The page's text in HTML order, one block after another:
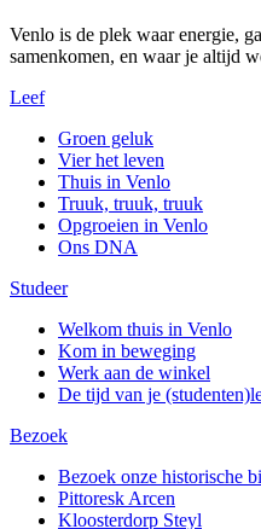
Venlo is de plek waar energie,
samenkomen, en waar je altijd
Leef
Groen geluk
Vier het leven
Thuis in Venlo
Truuk, truuk, truuk
Opgroeien in Venlo
Ons DNA
Studeer
Welkom thuis in Venlo
Kom in beweging
Werk aan de winkel
De tijd van je
Bezoek
Bezoek onze historische
Pittoresk Arcen
Kloosterdorp Steyl